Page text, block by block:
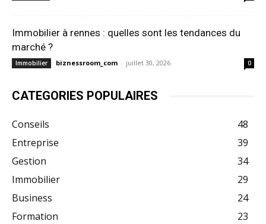
Immobilier à rennes : quelles sont les tendances du
marché ?
Immobilier biznessroom_com - juillet 30, 2026 0
CATEGORIES POPULAIRES
Conseils
48
Entreprise
39
Gestion
34
Immobilier
29
Business
24
Formation
23